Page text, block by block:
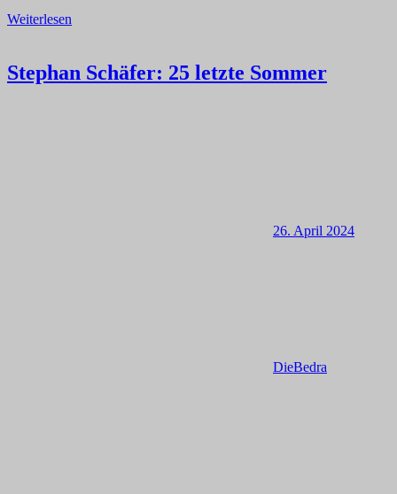
Weiterlesen
Stephan Schäfer: 25 letzte Sommer
26. April 2024
DieBedra